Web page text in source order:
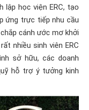
lập học viện ERC, tạo
ứng trực tiếp nhu cầu
cánh ước mơ khởi
nhiều sinh viên ERC
sở hữu, các doanh
hỗ trợ ý tưởng kinh